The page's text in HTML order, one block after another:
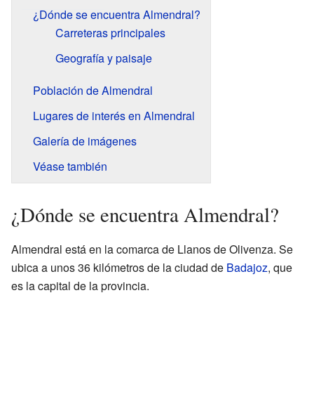
¿Dónde se encuentra Almendral?
Carreteras principales
Geografía y paisaje
Población de Almendral
Lugares de interés en Almendral
Galería de imágenes
Véase también
¿Dónde se encuentra Almendral?
Almendral está en la comarca de Llanos de Olivenza. Se
ubica a unos 36 kilómetros de la ciudad de Badajoz, que
es la capital de la provincia.